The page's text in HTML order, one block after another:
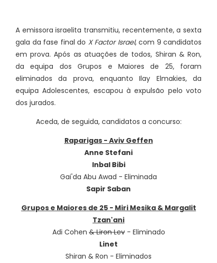
A emissora israelita transmitiu, recentemente, a sexta
gala da fase final do X Factor Israel, com 9 candidatos
em prova. Após as atuações de todos, Shiran & Ron,
da equipa dos Grupos e Maiores de 25, foram
eliminados da prova, enquanto Ilay Elmakies, da
equipa Adolescentes, escapou à expulsão pelo voto
dos jurados.
Aceda, de seguida, candidatos a concurso:
Raparigas - Aviv Geffen
Anne Stefani
Inbal Bibi
Gai'da Abu Awad - Eliminada
Sapir Saban
Grupos e Maiores de 25 - Miri Mesika & Margalit
Tzan'ani
Adi Cohen& Liron Lev- Eliminado
Linet
Shiran & Ron - Eliminados